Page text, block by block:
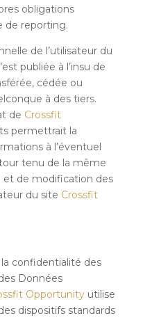
obligations
de reporting.
de l’utilisateur du
publiée à l’insu de
cédée ou
à des tiers.
de Crossfit
permettrait la
à l’éventuel
tenu de la même
et de modification des
du site Crossfit
confidentialité des
Données
Opportunityutilise
dispositifs standards